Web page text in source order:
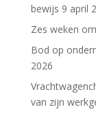
bewijs 9 april
Zes weken
Bod op
2026
van zijn